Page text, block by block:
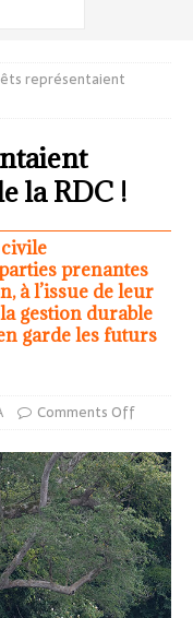
représentaient
la RDC !
prenantes
à l’issue de leur
gestion durable
garde les futurs
Comments Off